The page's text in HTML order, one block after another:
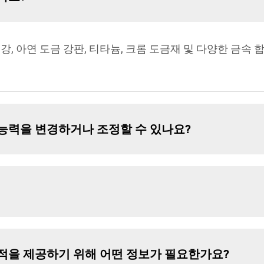
, 아연 도금 강판, 티타늄, 크롬 도금재 및 다양한 금속
력을 변경하거나 조정할 수 있나요?
을 제공하기 위해 어떤 정보가 필요한가요?